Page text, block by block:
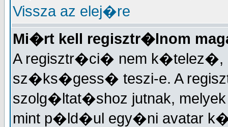
Vissza az elej�re
Mi�rt kell regisztr�lnom
A regisztr�ci� nem k�telez�,
sz�ks�gess� teszi-e. A
szolg�ltat�shoz jutnak,
mint p�ld�ul egy�ni avatar